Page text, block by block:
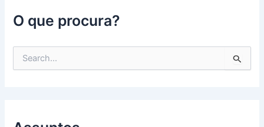
O que procura?
s